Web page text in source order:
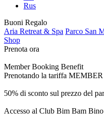
Rus
Buoni Regalo
Aria Retreat & Spa Parco San
Shop
Prenota ora
Member Booking Benefit
Prenotando la tariffa MEMBER
50% di sconto sul prezzo del
Accesso al Club Bim Bam